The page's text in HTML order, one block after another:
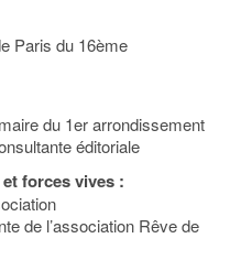
Paris du 16ème
du 1er arrondissement
éditoriale
forces vives :
de l’association Rêve de